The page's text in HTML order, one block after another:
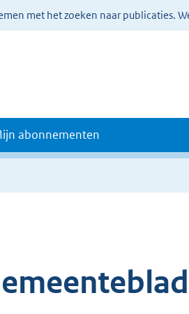
met het zoeken naar publicaties.
abonnementen